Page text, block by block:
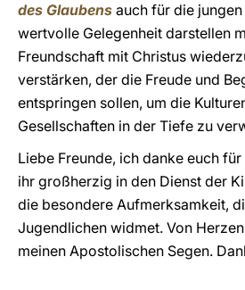
des Glaubens auch für die
wertvolle Gelegenheit darstellen
Freundschaft mit Christus
verstärken, der die Freude und
entspringen sollen, um die
Gesellschaften in der Tiefe zu
Liebe Freunde, ich danke euch
ihr großherzig in den Dienst der
die besondere Aufmerksamkeit,
Jugendlichen widmet. Von
meinen Apostolischen Segen.